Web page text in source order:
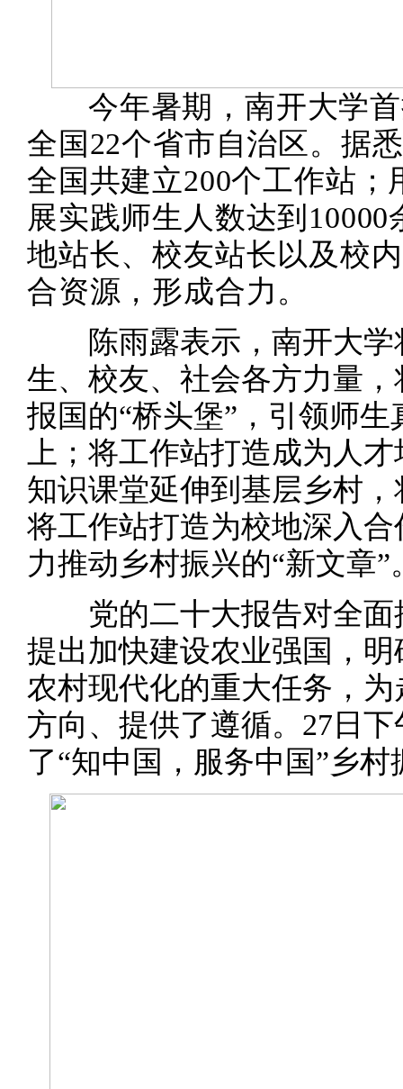
今年暑期，南开大学
全国22个省市自治区。据
全国共建立200个工作站
展实践师生人数达到
地站长、校友站长以及校
合资源，形成合力。
陈雨露表示，南开大学
生、校友、社会各方力量
报国的“桥头堡”，引领师
上；将工作站打造成为人
知识课堂延伸到基层乡村
将工作站打造为校地深入
力推动乡村振兴的“新文章”
党的二十大报告对全面
提出加快建设农业强国，
农村现代化的重大任务，
方向、提供了遵循。27日
了“知中国，服务中国”乡